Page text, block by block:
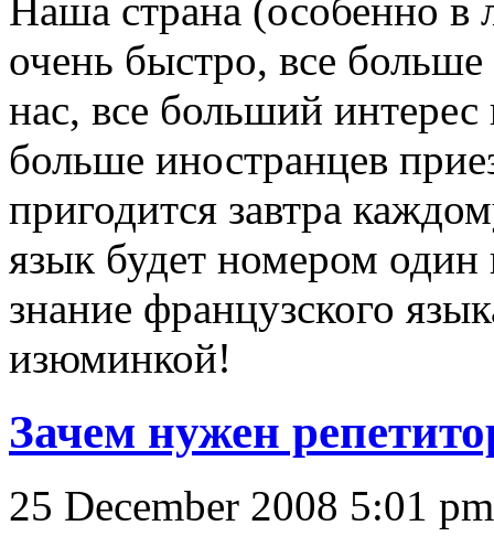
Наша страна (особенно в
очень быстро, все
нас, все больший интерес
больше иностранцев
пригодится завтра
язык будет номером
знание французского
изюминкой!
Зачем нужен
25 December 2008 5:01 pm